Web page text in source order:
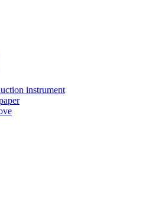
instrument